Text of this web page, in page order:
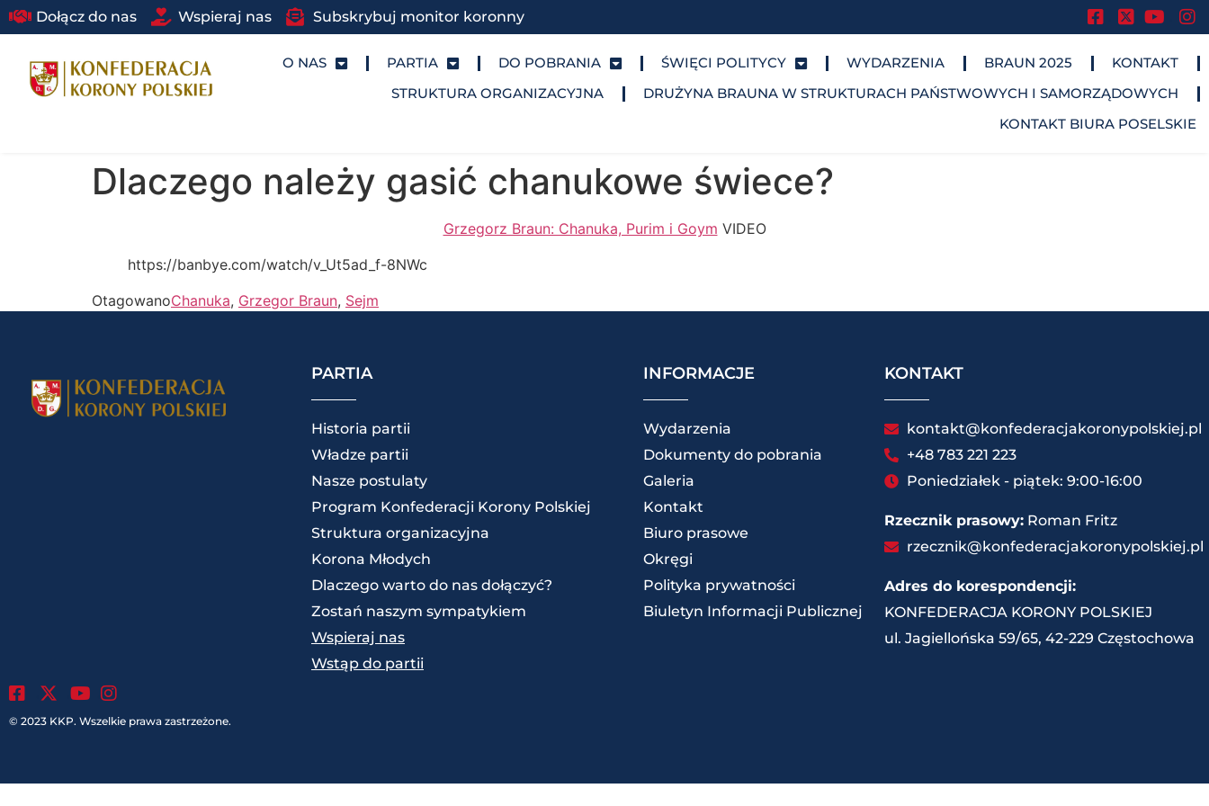
Dołącz do nas Wspieraj nas Subskrybuj monitor koronny
O NAS PARTIA DO POBRANIA ŚWIĘCI POLITYCY WYDARZENIA BRAUN 2025
KONTAKT
STRUKTURA ORGANIZACYJNA
DRUŻYNA BRAUNA W STRUKTURACH PAŃSTWOWYCH I SAMORZĄDOWYCH​
KONTAKT BIURA POSELSKIE
Dlaczego należy gasić chanukowe świece?
Grzegorz Braun: Chanuka, Purim i Goym VIDEO
https://banbye.com/watch/v_Ut5ad_f-8NWc
OtagowanoChanuka, Grzegor Braun, Sejm
© 2023 KKP. Wszelkie prawa zastrzeżone.
PARTIA
Historia partii
Władze partii
Nasze postulaty
Program Konfederacji Korony Polskiej
Struktura organizacyjna
Korona Młodych
Dlaczego warto do nas dołączyć?
Zostań naszym sympatykiem
Wspieraj nas
Wstąp do partii
INFORMACJE
Wydarzenia
Dokumenty do pobrania
Galeria
Kontakt
Biuro prasowe
Okręgi
Polityka prywatności
Biuletyn Informacji Publicznej
KONTAKT
kontakt@konfederacjakoronypolskiej.pl
+48 783 221 223
Poniedziałek - piątek: 9:00-16:00
Rzecznik prasowy: Roman Fritz
rzecznik@konfederacjakoronypolskiej.pl
Adres do korespondencji:
KONFEDERACJA KORONY POLSKIEJ
ul. Jagiellońska 59/65, 42-229 Częstochowa